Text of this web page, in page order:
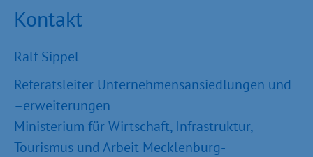
Kontakt
Ralf Sippel
Referatsleiter Unternehmensansiedlungen und
–erweiterungen
Ministerium für Wirtschaft, Infrastruktur,
Tourismus und Arbeit Mecklenburg-